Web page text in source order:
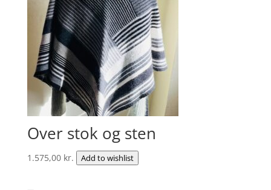
Over stok og sten
1.575,00 kr. Add to wishlist